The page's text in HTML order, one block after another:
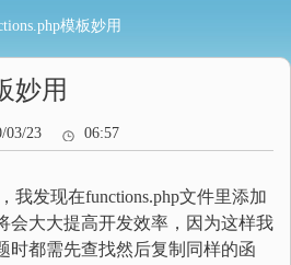
模板妙用
妙用
03/23 06:57
我发现在functions.php文件里添加
会大大提高开发效率，因为这样我
时都需先查找然后复制同样的函